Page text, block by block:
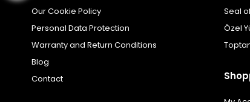
Our Cookie Policy
Personal Data Protection
Warranty and Return Conditions
Blog
Contact
Seal
Özel